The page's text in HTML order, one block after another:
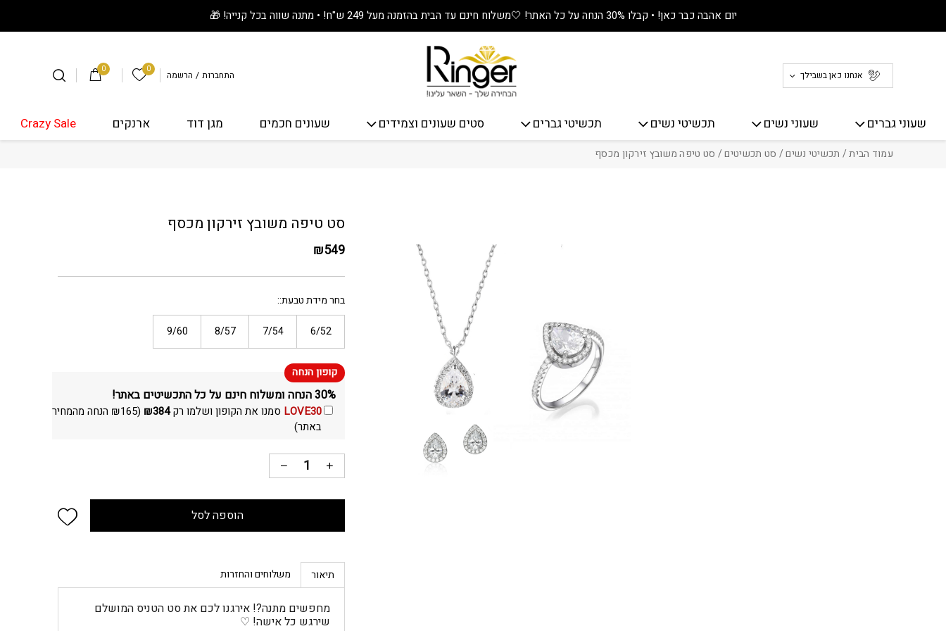
יום אהבה כבר כאן! • קבלו 30% הנחה על כל האתר! 🤍 משלוח חינם עד הבית בהזמנה מעל 249 ש"ח! • מתנה שווה בכל קנייה! 🎁
אנחנו כאן בשבילך 0 0 הרשימה שלי התחברות / הרשמה
שעוני גברים שעוני נשים תכשיטי נשים תכשיטי גברים סטים שעונים וצמידים שעונים חכמים מגן דוד ארנקים Crazy Sale
עמוד הבית/ תכשיטי נשים/ סט תכשיטים/ סט טיפה משובץ זירקון מכסף
סט טיפה משובץ זירקון מכסף
₪549
בחר מידת טבעת:
6/52
7/54
8/57
9/60
30% הנחה ומשלוח חינם על כל התכשיטים באתר!
LOVE30 סמנו את הקופון ושלמו רק ₪384
(
₪165
הנחה מהמחיר
באתר)
הוספה לסל wishlist
תיאור משלוחים והחזרות
מחפשים מתנה?! אירגנו לכם את סט הטניס המושלם
שירגש כל אישה! ♡